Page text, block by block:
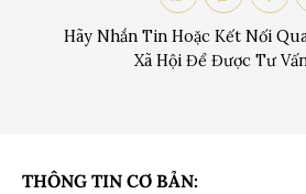
Hãy Nhắn Tin Hoặc Kết Nối
Xã Hội Để Được Tư
THÔNG TIN CƠ BẢN: